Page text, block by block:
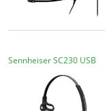
Sennheiser SC230 USB